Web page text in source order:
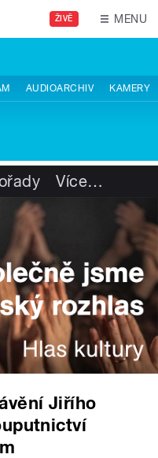
ŽIVĚ MENU
AUDIOARCHIV KAMERY
Více…
Jiřího